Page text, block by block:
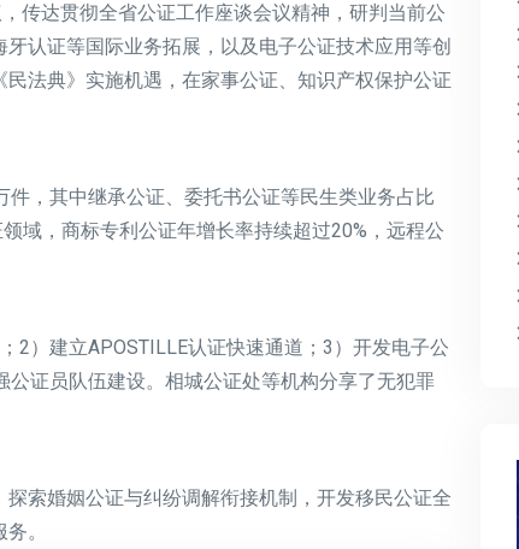
传达贯彻全省公证工作座谈会议精神，研判当前公
牙认证等国际业务拓展，以及 电子公证技术应用等创
法典》实施机遇，在家事公证、 知识产权保护公证
件，其中继承公证、 委托书公证等民生类业务占比
领域， 商标专利公证年增长率持续超过20%， 远程公
2）建立APOSTILLE认证快速通道；3）开发电子公
公证员队伍建设。相城公证处等机构分享了无犯罪
探索婚姻公证与纠纷调解衔接机制，开发移民公证全
务。